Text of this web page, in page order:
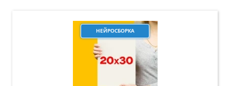
НЕЙРОСБОРКА